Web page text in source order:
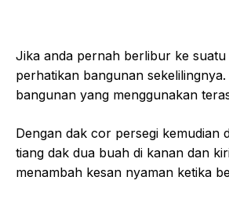
Jika anda pernah berlibur ke
perhatikan bangunan sekelilingnya.
bangunan yang menggunakan
Dengan dak cor persegi kemudian
tiang dak dua buah di kanan dan
menambah kesan nyaman ketika